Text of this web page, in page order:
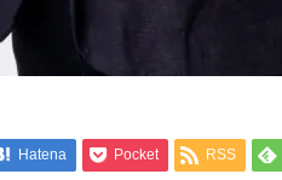
Hatena Pocket RSS